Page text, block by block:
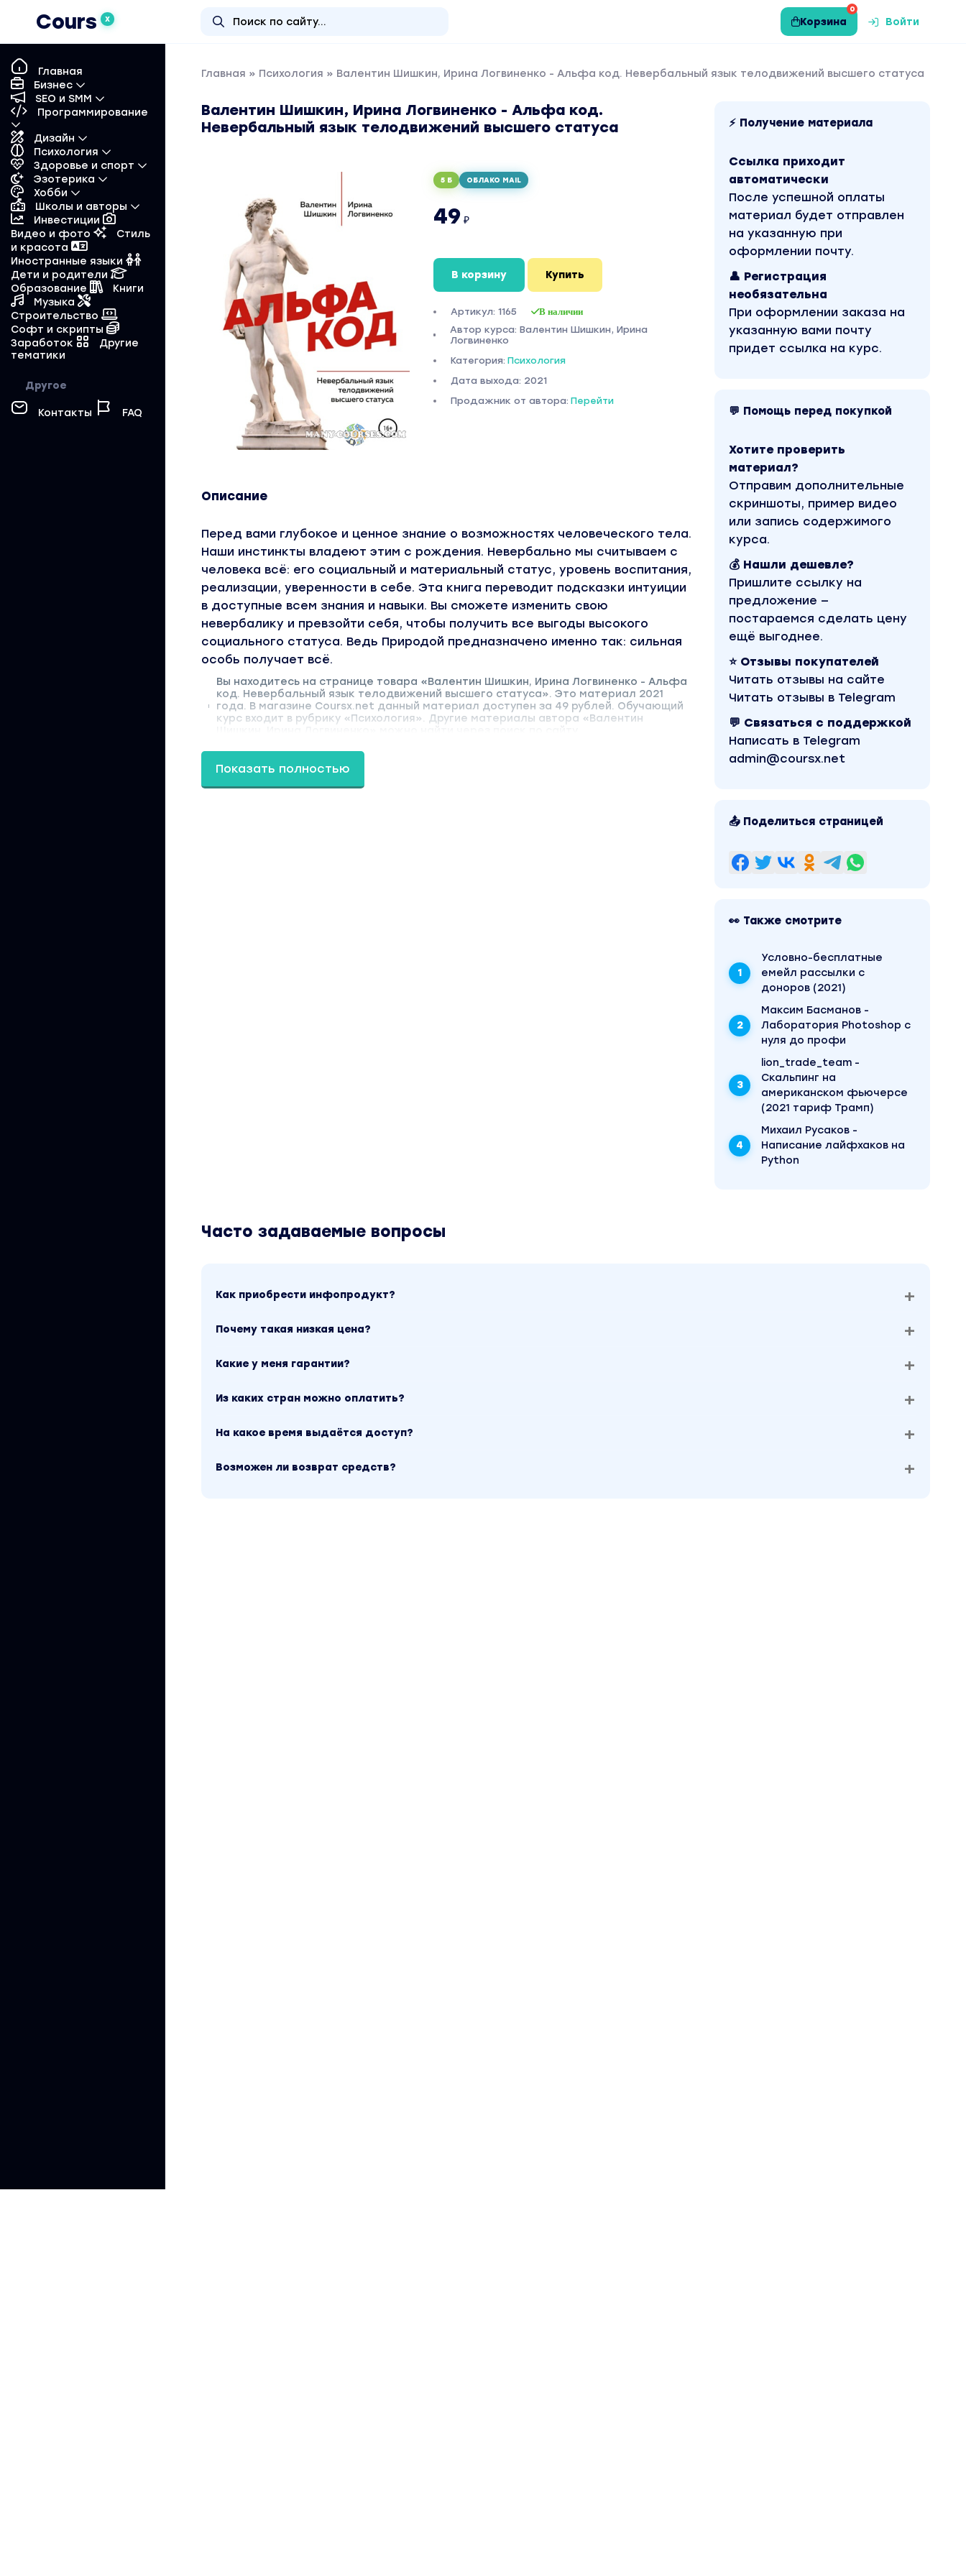
Cours X
0
Корзина Войти
Главная
Бизнес
SEO и SMM
Программирование
Дизайн
Психология
Здоровье и спорт
Эзотерика
Хобби
Школы и авторы
Инвестиции
Видео и фото
Стиль
и красота
Иностранные языки
Дети и родители
Образование
Книги
Музыка
Строительство
Софт и скрипты
Заработок
Другие
тематики
Другое
Контакты FAQ
Главная » Психология » Валентин Шишкин, Ирина Логвиненко - Альфа код. Невербальный язык телодвижений высшего статуса
Валентин Шишкин, Ирина Логвиненко - Альфа код.
Невербальный язык телодвижений высшего статуса
5 Б ОБЛАКО MAIL
49 ₽
В корзину Купить
Артикул: 1165 В наличии
Автор курса: Валентин Шишкин, Ирина
Логвиненко
Категория: Психология
Дата выхода: 2021
Продажник от автора: Перейти
Описание
Перед вами глубокое и ценное знание о возможностях человеческого тела.
Наши инстинкты владеют этим с рождения. Невербально мы считываем с
человека всё: его социальный и материальный статус, уровень воспитания,
реализации, уверенности в себе. Эта книга переводит подсказки интуиции
в доступные всем знания и навыки. Вы сможете изменить свою
невербалику и превзойти себя, чтобы получить все выгоды высокого
социального статуса. Ведь Природой предназначено именно так: сильная
особь получает всё.
Вы находитесь на странице товара «Валентин Шишкин, Ирина Логвиненко - Альфа
код. Невербальный язык телодвижений высшего статуса». Это материал 2021
года. В магазине Coursx.net данный материал доступен за 49 рублей. Обучающий
курс входит в рубрику «Психология». Другие материалы автора «Валентин
Показать полностью
⚡ Получение материала
Ссылка приходит
автоматически
После успешной оплаты
материал будет отправлен
на указанную при
оформлении почту.
👤 Регистрация
необязательна
При оформлении заказа на
указанную вами почту
придет ссылка на курс.
💬 Помощь перед покупкой
Хотите проверить
материал?
Отправим дополнительные
скриншоты, пример видео
или запись содержимого
курса.
💰 Нашли дешевле?
Пришлите ссылку на
предложение —
постараемся сделать цену
ещё выгоднее.
⭐ Отзывы покупателей
Читать отзывы на сайте
Читать отзывы в Telegram
💬 Связаться с поддержкой
Написать в Telegram
admin@coursx.net
📤 Поделиться страницей
👀 Также смотрите
Условно-бесплатные
емейл рассылки с
доноров (2021)
Максим Басманов -
Лаборатория Photoshop с
нуля до профи
lion_trade_team -
Скальпинг на
американском фьючерсе
(2021 тариф Трамп)
Михаил Русаков -
Написание лайфхаков на
Python
Часто задаваемые вопросы
Как приобрести инфопродукт?
Почему такая низкая цена?
Какие у меня гарантии?
Из каких стран можно оплатить?
На какое время выдаётся доступ?
Возможен ли возврат средств?